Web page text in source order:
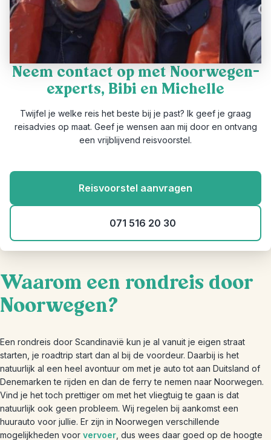
Neem contact op met Noorwegen-
experts, Bibi en Michelle
Twijfel je welke reis het beste bij je past? Ik geef je graag
reisadvies op maat. Geef je wensen aan mij door en ontvang
een vrijblijvend reisvoorstel.
Reisvoorstel aanvragen
071 516 20 30
Waarom een rondreis door
Noorwegen?
Een rondreis door Scandinavië kun je al vanuit je eigen straat
starten, je roadtrip start dan al bij de voordeur. Daarbij is het
natuurlijk al een heel avontuur om met je auto tot aan Duitsland of
Denemarken te rijden en dan de ferry te nemen naar Noorwegen.
Vind je het toch prettiger om met het vliegtuig te gaan is dat
natuurlijk ook geen probleem. Wij regelen bij aankomst een
huurauto voor jullie. Er zijn in Noorwegen verschillende
mogelijkheden voor vervoer , dus wees daar goed op de hoogte